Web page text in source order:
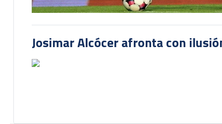
Josimar Alcócer afronta con